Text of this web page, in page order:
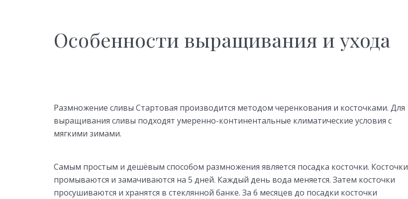
Особенности выращивания и ухода
Размножение сливы Стартовая производится методом черенкования и косточками. Для
выращивания сливы подходят умеренно-континентальные климатические условия с
мягкими зимами.
Самым простым и дешёвым способом размножения является посадка косточки. Косточки
промываются и замачиваются на 5 дней. Каждый день вода меняется. Затем косточки
просушиваются и хранятся в стеклянной банке. За 6 месяцев до посадки косточки